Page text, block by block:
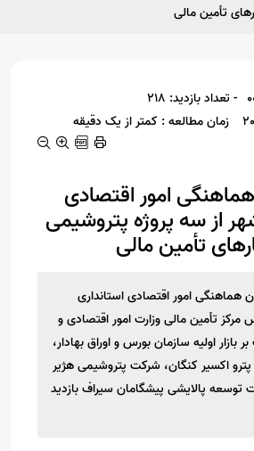
تأمین مالی
- تعداد بازدید: 218
زمان مطالعه : کمتر از یک دقیقه
امور اقتصادی
از سه پروژه پتروشیمی
تأمین مالی
امور اقتصادی استانداری
مرکز تأمین مالی وزارت امور اقتصادی و
بازار اولیه سازمان بورس و اوراق بهادار،
اکسیر کنگان، شرکت پتروشیمی هژیر
توسعه پالایشی پیشگامان سیراف بازدید